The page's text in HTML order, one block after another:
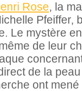
Rose, la
Pfeiffer,
Le mystère
de leur
de la
ont